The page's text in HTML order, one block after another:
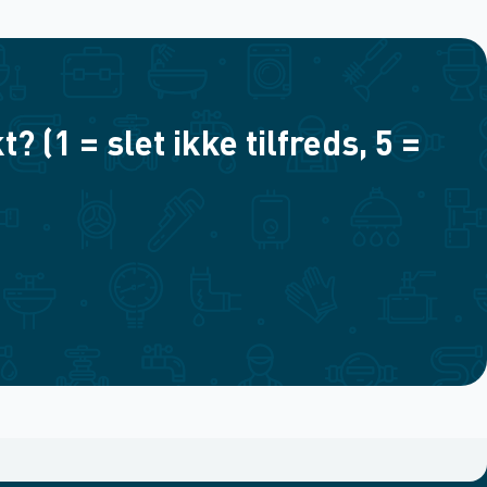
(1 = slet ikke tilfreds, 5 =